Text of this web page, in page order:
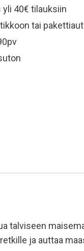
40€ tilauksiin
tai
talviseen
ja auttaa